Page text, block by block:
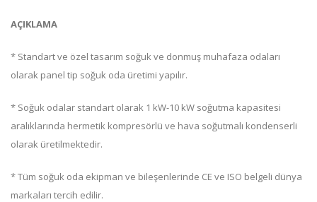
AÇIKLAMA
* Standart ve özel tasarım soğuk ve donmuş muhafaza odaları
olarak panel tip soğuk oda üretimi yapılır.
* Soğuk odalar standart olarak 1 kW-10 kW soğutma kapasitesi
aralıklarında hermetik kompresörlü ve hava soğutmalı kondenserli
olarak üretilmektedir.
* Tüm soğuk oda ekipman ve bileşenlerinde CE ve ISO belgeli dünya
markaları tercih edilir.